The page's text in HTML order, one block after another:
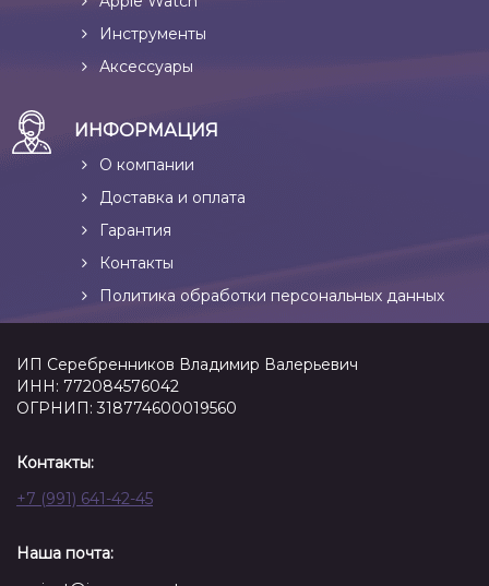
Инструменты
Аксессуары
ИНФОРМАЦИЯ
О компании
Доставка и оплата
Гарантия
Контакты
Политика обработки персональных данных
ИП Серебренников Владимир Валерьевич
ИНН: 772084576042
ОГРНИП: 318774600019560
Контакты:
+7 (991) 641-42-45
Наша почта: